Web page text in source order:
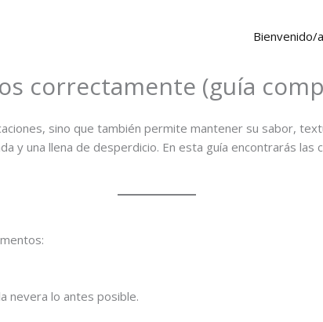
Bienvenido/
correctamente (guía
sino que también permite mantener su sabor,
y una llena de desperdicio. En esta guía encontrarás
nevera lo antes posible.